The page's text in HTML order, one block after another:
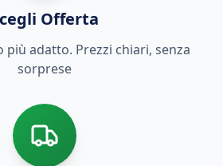
Offerta
più adatto. Prezzi chiari, senza
sorprese